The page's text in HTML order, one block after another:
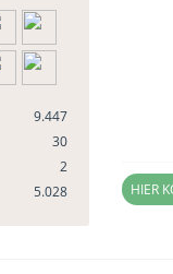
9.447
30
2
5.028 HIER